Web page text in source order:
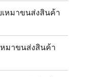
หมาขนส่งสินค้า
มาขนส่งสินค้า